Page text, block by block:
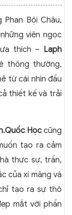
Bội Châu,
viên ngọc
thích – Laph
thông thường,
từ cái nhìn đầu
thiết kế và trải
Họccũng
tạo ra cảm
thực sự, trần,
của xi măng và
tạo ra sự thô
mắt với phần